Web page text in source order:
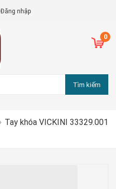
Đăng nhập
0
Tìm kiếm
Tay khóa VICKINI 33329.001